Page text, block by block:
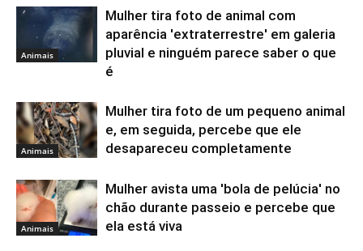
Animais
Mulher tira foto de animal com
aparência 'extraterrestre' em galeria
pluvial e ninguém parece saber o que
é
Animais
Mulher tira foto de um pequeno animal
e, em seguida, percebe que ele
desapareceu completamente
Animais
Mulher avista uma 'bola de pelúcia' no
chão durante passeio e percebe que
ela está viva